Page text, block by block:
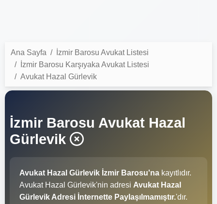
Ana Sayfa
İzmir Barosu Avukat Listesi
İzmir Barosu Karşıyaka Avukat Listesi
Avukat Hazal Gürlevik
İzmir Barosu Avukat Hazal
Gürlevik
Avukat Hazal Gürlevik İzmir Barosu'na kayıtlıdır.
Avukat Hazal Gürlevik'nin adresi Avukat Hazal
Gürlevik Adresi İnternette Paylaşılmamıştır.'dır.